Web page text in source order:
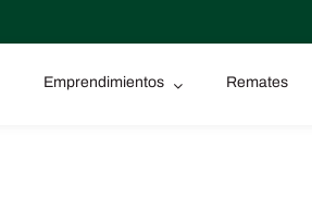
Emprendimientos Remates